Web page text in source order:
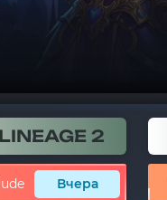
2
Вчера